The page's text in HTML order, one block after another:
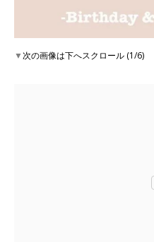
▼次の画像は下へスクロール (1/6)